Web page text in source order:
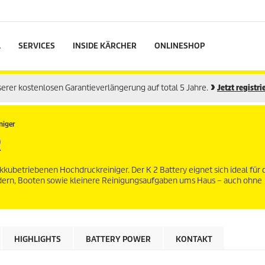
SERVICES INSIDE KÄRCHER ONLINESHOP
kostenlosen Garantieverlängerung auf total 5 Jahre. Jetzt
Hochdruckreiniger. Der K 2 Battery eignet sich ideal für
Booten sowie kleinere Reinigungsaufgaben ums Haus – auch ohne
HIGHLIGHTS BATTERY POWER KONTAKT